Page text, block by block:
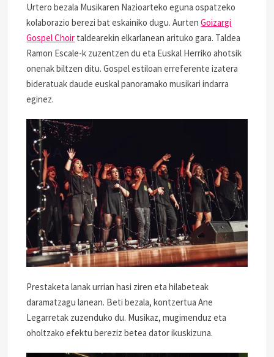
Urtero bezala Musikaren Nazioarteko eguna ospatzeko
kolaborazio berezi bat eskainiko dugu. AurtenGoizargi
Gospel Choir taldearekin elkarlanean arituko gara. Taldea
Ramon Escale-k zuzentzen du eta Euskal Herriko ahotsik
onenak biltzen ditu. Gospel estiloan erreferente izatera
bideratuak daude euskal panoramako musikari indarra
eginez.
Prestaketa lanak urrian hasi ziren eta hilabeteak
daramatzagu lanean. Beti bezala, kontzertua Ane
Legarretak zuzenduko du. Musikaz, mugimenduz eta
oholtzako efektu bereziz betea dator ikuskizuna.